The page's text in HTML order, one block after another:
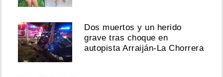
Dos muertos y un herido
grave tras choque en
autopista Arraiján-La Chorrera